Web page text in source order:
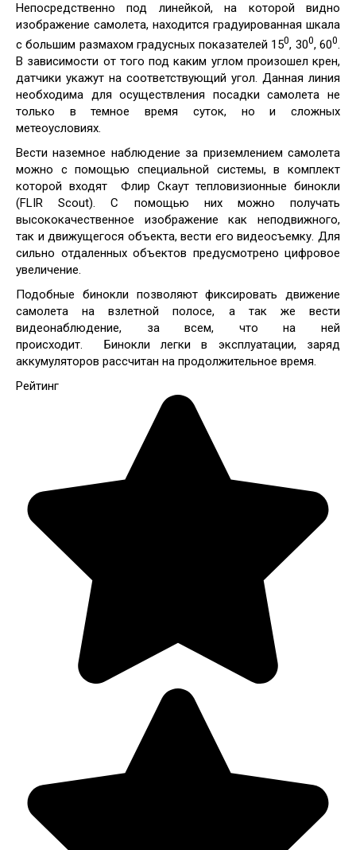
Непосредственно под линейкой, на которой видно
изображение самолета, находится градуированная шкала
с большим размахом градусных показателей 150, 300, 600.
В зависимости от того под каким углом произошел крен,
датчики укажут на соответствующий угол. Данная линия
необходима для осуществления посадки самолета не
только в темное время суток, но и сложных
метеоусловиях.
Вести наземное наблюдение за приземлением самолета
можно с помощью специальной системы, в комплект
которой входят Флир Скаут тепловизионные бинокли
(FLIR Scout). С помощью них можно получать
высококачественное изображение как неподвижного,
так и движущегося объекта, вести его видеосъемку. Для
сильно отдаленных объектов предусмотрено цифровое
увеличение.
Подобные бинокли позволяют фиксировать движение
самолета на взлетной полосе, а так же вести
видеонаблюдение, за всем, что на ней
происходит. Бинокли легки в эксплуатации, заряд
аккумуляторов рассчитан на продолжительное время.
Рейтинг